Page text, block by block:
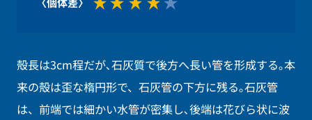
殻長は3cm程だが､石灰質で後方へ長い管を形成する｡本
来の殻は歪な楕円形で、石灰管の下方に残る｡石灰管
は、前端では細かい水管が密集し､後端は花びら状に波